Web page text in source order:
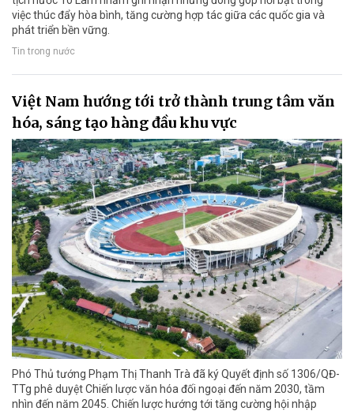
việc thúc đẩy hòa bình, tăng cường hợp tác giữa các quốc gia và
phát triển bền vững.
Tin trong nước
Việt Nam hướng tới trở thành trung tâm văn
hóa, sáng tạo hàng đầu khu vực
Phó Thủ tướng Phạm Thị Thanh Trà đã ký Quyết định số 1306/QĐ-
TTg phê duyệt Chiến lược văn hóa đối ngoại đến năm 2030, tầm
nhìn đến năm 2045. Chiến lược hướng tới tăng cường hội nhập